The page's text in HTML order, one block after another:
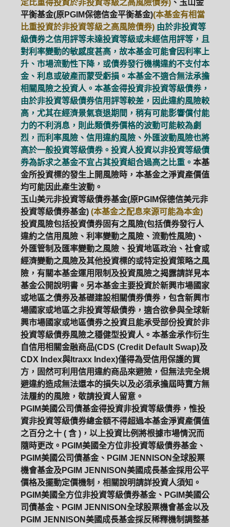
定比重得投資於非投資等級之高風險債券) 、玉山金
平衡基金(原PGIM保德信金平衡基金)(本基金有相當
比重投資於非投資等級之高風險債券) 由於非投資等
級債券之信用評等未達投資等級或未經信用評等，且
對利率變動的敏感度甚高，故本基金可能會因利率上
升、市場流動性下降，或債券發行機構違約不支付本
金、利息或破產而蒙受虧損。本基金不適合無法承擔
相關風險之投資人。本基金得投資非投資等級債券，
由於非投資等級債券信用評等較差，因此違約風險較
高，尤其在經濟景氣衰退期間，稍有可能影響償付能
力的不利消息，則此類債券價格的波動可能較為劇
烈，而利率風險、信用違約風險、外匯波動風險也將
高於一般投資等級債券。投資人投資以非投資等級債
券為訴求之基金不宜占其投資組合過高之比重。 本基
金所投資標的發生上開風險時，本基金之淨資產價值
均可能因此產生波動。
玉山美元非投資等級債券基金(原PGIM保德信美元非
投資等級債券基金) (本基金之配息來源可能為本金)
投資風險包括投資債券固有之風險(包括債券發行人
違約之信用風險、利率變動之風險、流動性風險)、
外匯管制及匯率變動之風險、投資地區政治、社會或
經濟變動之風險及其他投資標的或特定投資策略之風
險，有關本基金運用限制及投資風險之揭露請詳見本
基金公開說明書。另本基金主要投資於新興市場國家
或地區之債券及基礎建設相關債券債券，包含新興市
場國家或地區之非投資等級債券，適合欲參與全球新
興市場國家或地區債券之投資且能承受部份投資於非
投資等級債券風險之穩健型投資人。本基金承作衍生
自信用相關金融商品(CDS (Credit Default Swap)及
CDX Index與Itraxx Index)僅得為受信用保護的買
方，固然可利用信用違約商品來避險，但無法完全規
避違約造成無法還本的損失以及必須承擔屆時賣方無
法履約的風險，敬請投資人留意。
PGIM美國公司債基金得投資非投資等級債券，惟投
資非投資等級債券總金額不得超過本基金淨資產價值
之百分之十 ( 含 )，以上投資比例將根據市場情況而
隨時更改。PGIM美國全方位非投資等級債券基金、
PGIM美國公司債基金、PGIM JENNISON全球股票
機會基金及PGIM JENNISON美國成長基金採用公平
價格及擺動定價機制，相關說明請詳投資人須知。
PGIM美國全方位非投資等級債券基金、PGIM美國公
司債基金、PGIM JENNISON全球股票機會基金以及
PGIM JENNISON美國成長基金採反稀釋機制調整基